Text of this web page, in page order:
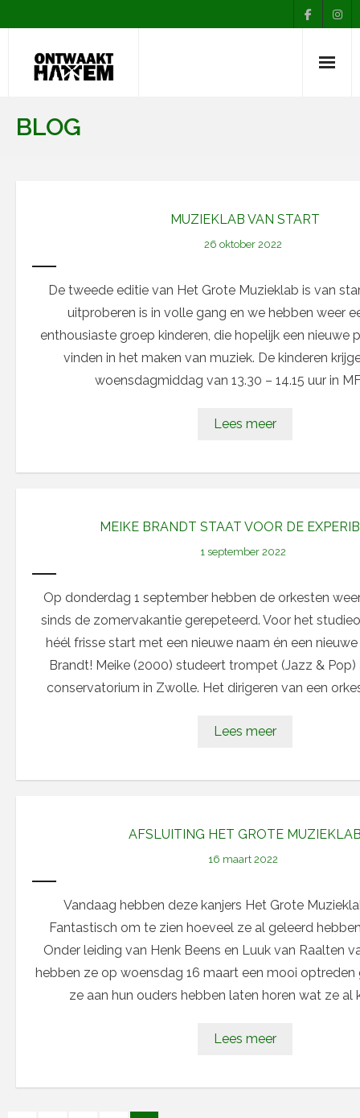
BLOG
MUZIEKLAB VAN START
26 oktober 2022
De tweede editie van Het Grote Muzieklab is van
uitproberen is in volle gang en we hebben weer
enthousiaste groep kinderen, die hopelijk een nieuwe
vinden in het maken van muziek. De kinderen
woensdagmiddag van 13.30 – 14.15 uur in
Lees meer
MEIKE BRANDT STAAT VOOR DE
1 september 2022
Op donderdag 1 september hebben de orkesten
sinds de zomervakantie gerepeteerd. Voor het
héél frisse start met een nieuwe naam én een
Brandt! Meike (2000) studeert trompet (Jazz & Pop)
conservatorium in Zwolle. Het dirigeren van een
Lees meer
AFSLUITING HET GROTE
16 maart 2022
Vandaag hebben deze kanjers Het Grote
Fantastisch om te zien hoeveel ze al geleerd
Onder leiding van Henk Beens en Luuk van Raalten
hebben ze op woensdag 16 maart een mooi optreden
ze aan hun ouders hebben laten horen wat ze al
Lees meer